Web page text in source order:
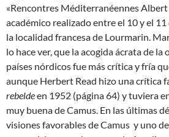
«Rencontres Méditerranéennes
académico realizado entre el 10 y el
la localidad francesa de Lourmarin.
lo hace ver, que la acogida ácrata de la
países nórdicos fue más crítica y fría
aunque Herbert Read hizo una crítica
rebeldeen 1952 (página 64) y tuviera
muy buena de Camus. En las últimas
visiones favorables de Camus y uno